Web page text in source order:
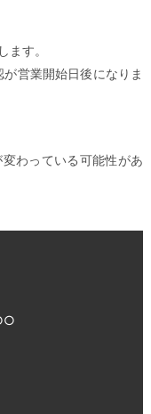
ます。
営業開始日後になりま
わっている可能性があ